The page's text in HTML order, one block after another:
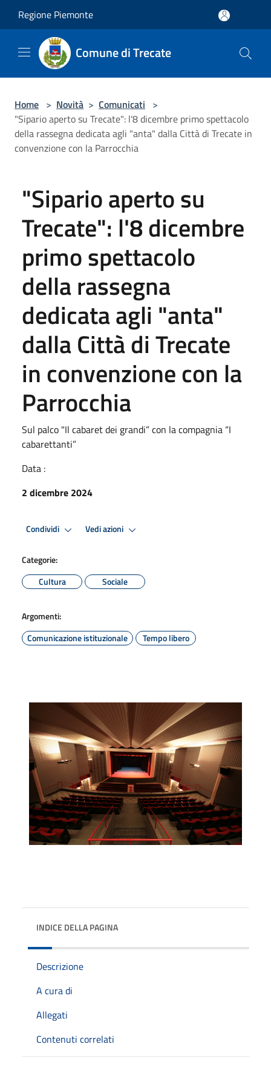
Regione Piemonte
Comune di Trecate
Home > Novità > Comunicati >
"Sipario aperto su Trecate": l'8 dicembre primo spettacolo
della rassegna dedicata agli "anta" dalla Città di Trecate in
convenzione con la Parrocchia
"Sipario aperto su
Trecate": l'8 dicembre
primo spettacolo
della rassegna
dedicata agli "anta"
dalla Città di Trecate
in convenzione con la
Parrocchia
Sul palco "Il cabaret dei grandi” con la compagnia “I
cabarettanti”
Data :
2 dicembre 2024
Condividi Vedi azioni
Categorie:
Cultura
Sociale
Argomenti:
Comunicazione istituzionale
Tempo libero
INDICE DELLA PAGINA
Descrizione
A cura di
Allegati
Contenuti correlati